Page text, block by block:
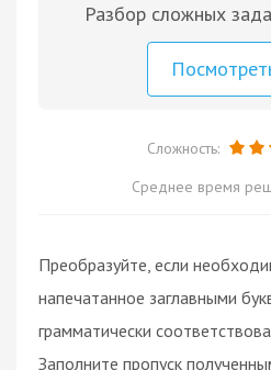
Разбор сложных
Сложность:
Среднее время
Преобразуйте, если
напечатанное заглавными
грамматически
Заполните пропуск